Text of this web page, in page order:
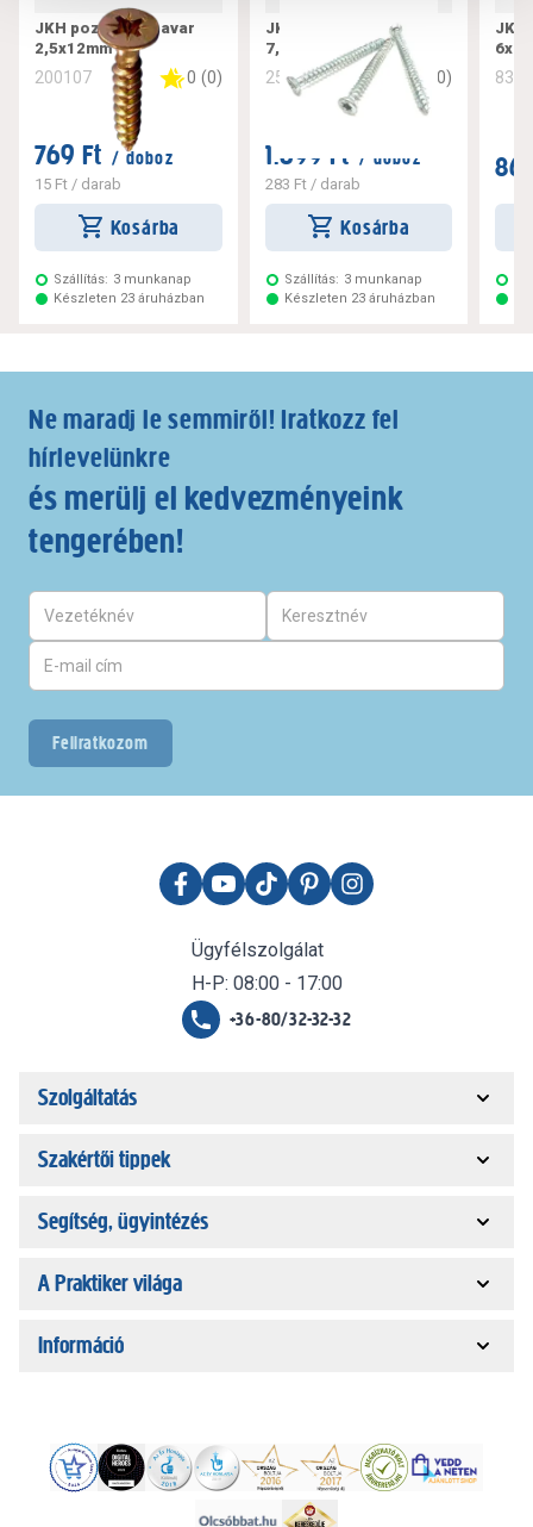
JKH pozdorjacsavar
2,5x12mm
200107 0 (0)
769 Ft / doboz
15 Ft / darab
Kosárba
Szállítás: 3 munkanap
Készleten 23 áruházban
JKH tokrögzítő csavar
7,5x182
256221 0 0)
1.699 Ft / doboz
283 Ft/ darab
Kosárba
Szállítás: 3 munkanap
Készleten 23 áruházban
JKH
Ne maradj le semmiről! Iratkozz fel
hírlevelünkre
és merülj el kedvezményeink
tengerében!
Feliratkozom
Ügyfélszolgálat
H-P: 08:00 - 17:00
+36-80/32-32-32
Szolgáltatás
Szakértői tippek
Segítség, ügyintézés
A Praktiker világa
Információ